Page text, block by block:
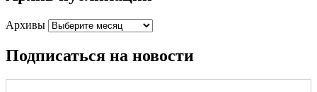
Архивы
Подписаться на новости